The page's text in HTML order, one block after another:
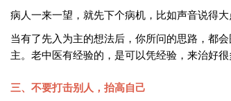
病人一来一望，就先下个病机，比如声音说得
当有了先入为主的想法后，你所问的思路，都
主。老中医有经验的，是可以凭经验，来治好
三、不要打击别人，抬高自己